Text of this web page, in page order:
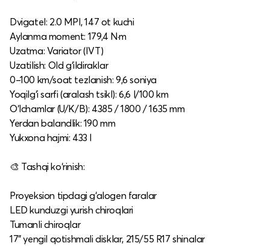
Dvigatel: 2.0 MPI, 147 ot kuchi
Aylanma moment: 179,4 N·m
Uzatma: Variator (IVT)
Uzatilish: Old g‘ildiraklar
0–100 km/soat tezlanish: 9,6 soniya
Yoqilg‘i sarfi (aralash tsikl): 6,6 l/100 km
O‘lchamlar (U/K/B): 4385 / 1800 / 1635 mm
Yerdan balandlik: 190 mm
Yukxona hajmi: 433 l
🎨 Tashqi ko‘rinish:
Proyeksion tipdagi g‘alogen faralar
LED kunduzgi yurish chiroqlari
Tumanli chiroqlar
17" yengil qotishmali disklar, 215/55 R17 shinalar